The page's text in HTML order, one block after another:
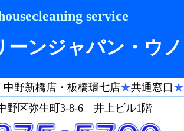
service
ーンジャパン・ウノ
野新橋店・板橋環七店★共通窓口 ★
野区弥生町3-8-6 井上ビル1階